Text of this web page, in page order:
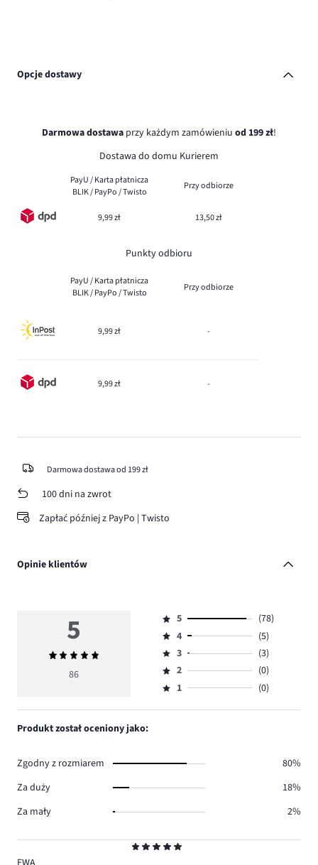
Opcje dostawy
Darmowa dostawa przy każdym zamówieniu od 199 zł!
Dostawa do domu Kurierem
PayU / Karta płatnicza
BLIK / PayPo / Twisto
Przy odbiorze
9,99 zł 13,50 zł
Punkty odbioru
PayU / Karta płatnicza
BLIK / PayPo / Twisto
Przy odbiorze
9,99 zł -
9,99 zł -
Darmowa dostawa od 199 zł
100 dni na zwrot
Zapłać później z PayPo | Twisto
Opinie klientów
5
5
Średnia
ocena
86
Ocena
5,
ilość
głosów
78.
5
(78)
Ocena
4,
ilość
głosów
4
(5)
Ocena
3,
ilość
3
(3)
Ocena
2,
2
(0)
Ocena
1,
1 (0)
Produkt został oceniony jako:
Zgodny z rozmiarem
80%
Za duży
18%
Za mały
2%